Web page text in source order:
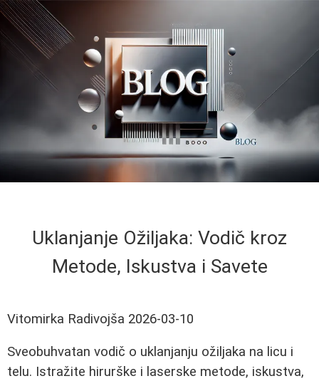
Uklanjanje Ožiljaka: Vodič kroz
Metode, Iskustva i Savete
Vitomirka Radivojša 2026-03-10
Sveobuhvatan vodič o uklanjanju ožiljaka na licu i
telu. Istražite hirurške i laserske metode, iskustva,